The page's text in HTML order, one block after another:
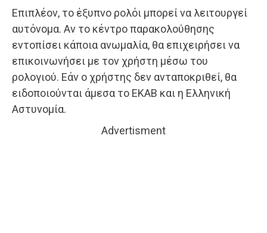
Επιπλέον, το έξυπνο ρολόι μπορεί να λειτουργεί
αυτόνομα. Αν το κέντρο παρακολούθησης
εντοπίσει κάποια ανωμαλία, θα επιχειρήσει να
επικοινωνήσει με τον χρήστη μέσω του
ρολογιού. Εάν ο χρήστης δεν ανταποκριθεί, θα
ειδοποιούνται άμεσα το ΕΚΑΒ και η Ελληνική
Αστυνομία.
Advertisment